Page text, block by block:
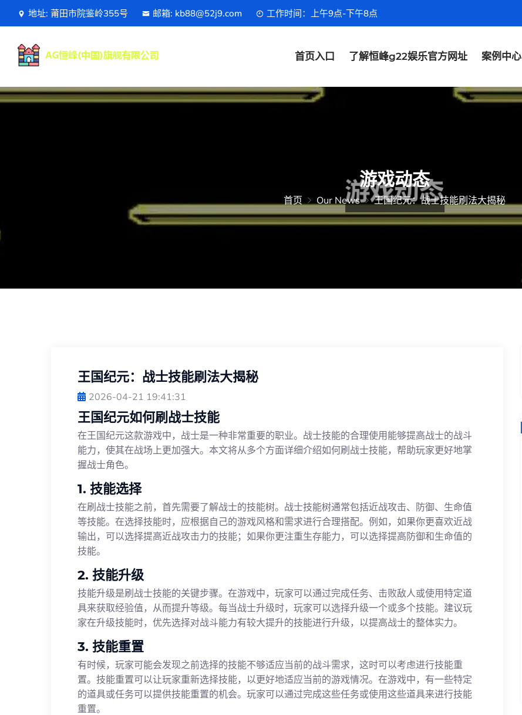
地址: 莆田市院鉴岭355号 邮箱: kb88@52j9.com 工作时间：上午9点-下午8点
首页入口 了解恒峰g22娱乐官方网址 案例中心
游戏动态
首页 Our News 王国纪元：战士技能刷法大揭秘
王国纪元：战士技能刷法大揭秘
2026-04-21 19:41:31
王国纪元如何刷战士技能
在王国纪元这款游戏中，战士是一种非常重要的职业。战士技能的合理使用能够提高战士的战斗
能力，使其在战场上更加强大。本文将从多个方面详细介绍如何刷战士技能，帮助玩家更好地掌
握战士角色。
1. 技能选择
在刷战士技能之前，首先需要了解战士的技能树。战士技能树通常包括近战攻击、防御、生命值
等技能。在选择技能时，应根据自己的游戏风格和需求进行合理搭配。例如，如果你更喜欢近战
输出，可以选择提高近战攻击力的技能；如果你更注重生存能力，可以选择提高防御和生命值的
技能。
2. 技能升级
技能升级是刷战士技能的关键步骤。在游戏中，玩家可以通过完成任务、击败敌人或使用特定道
具来获取经验值，从而提升等级。每当战士升级时，玩家可以选择升级一个或多个技能。建议玩
家在升级技能时，优先选择对战斗能力有较大提升的技能进行升级，以提高战士的整体实力。
3. 技能重置
有时候，玩家可能会发现之前选择的技能不够适应当前的战斗需求，这时可以考虑进行技能重
置。技能重置可以让玩家重新选择技能，以更好地适应当前的游戏情况。在游戏中，有一些特定
的道具或任务可以提供技能重置的机会。玩家可以通过完成这些任务或使用这些道具来进行技能
重置。